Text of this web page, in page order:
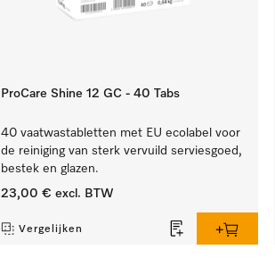
ProCare Shine 12 GC - 40 Tabs
40 vaatwastabletten met EU ecolabel voor
de reiniging van sterk vervuild serviesgoed,
bestek en glazen.
23,00 € excl. BTW
Vergelijken